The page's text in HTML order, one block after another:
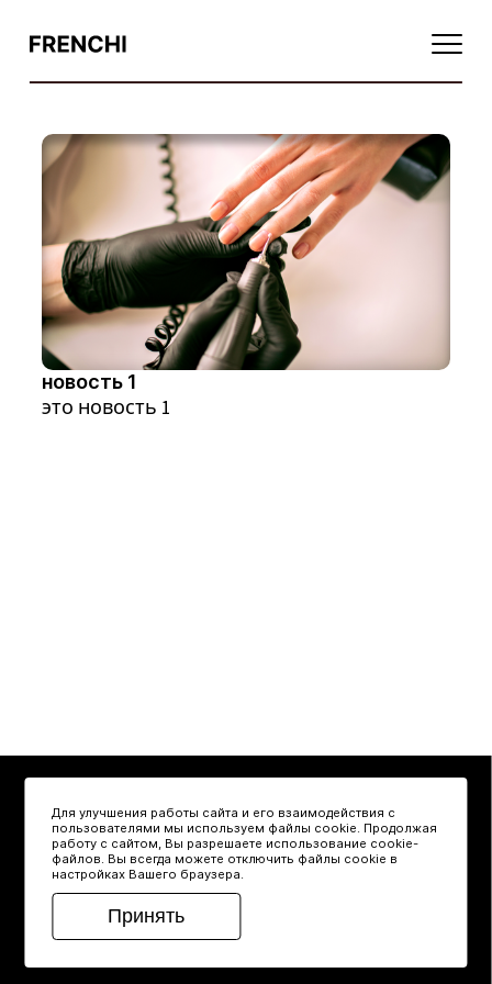
Базовые покрытия1111
Финишные покрытия
Цветные покрытия
Укрепление, увлажнение, питание
Восстановление
Умное масло
Функциональные средства
Мультисредства
Жидкости для снятия лака
новость 1
это новость 1
Категории
Новости
Где купить
Контакты
Контрактное производство
+7 (495) 215 10 67
frenchi@frenchi.ru
Copyright © 2001—2026FRENCHI. All rights reserved.
Для улучшения работы сайта и его взаимодействия с
пользователями мы используем файлы cookie. Продолжая
работу с сайтом, Вы разрешаете использование cookie-
файлов. Вы всегда можете отключить файлы cookie в
настройках Вашего браузера.
Принять